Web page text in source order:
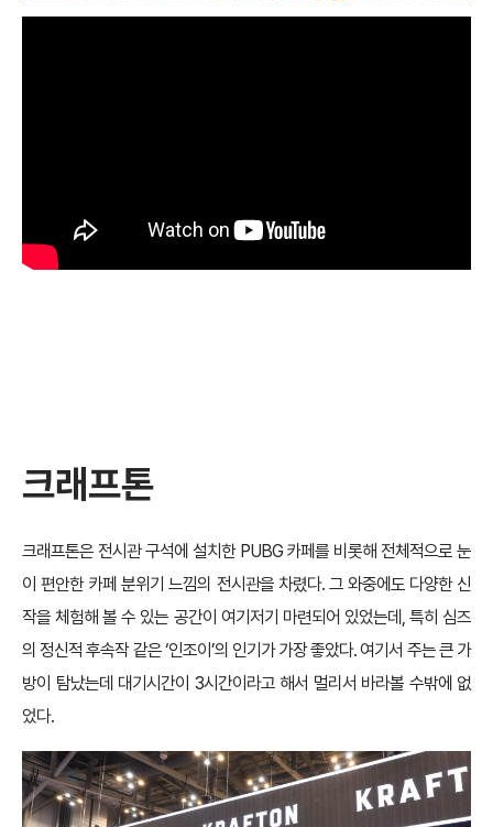
크래프톤
크래프톤은 전시관 구석에 설치한 PUBG 카페를 비롯해 전체적으로 눈
이 편안한 카페 분위기 느낌의 전시관을 차렸다. 그 와중에도 다양한 신
작을 체험해 볼 수 있는 공간이 여기저기 마련되어 있었는데, 특히 심즈
의 정신적 후속작 같은 ‘인조이’의 인기가 가장 좋았다. 여기서 주는 큰 가
방이 탐났는데 대기시간이 3시간이라고 해서 멀리서 바라볼 수밖에 없
었다.